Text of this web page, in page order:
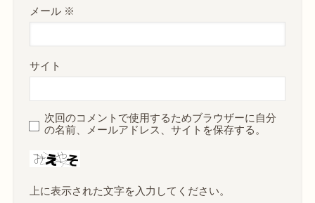
メール ※
サイト
次回のコメントで使用するためブラウザーに自分
の名前、メールアドレス、サイトを保存する。
上に表示された文字を入力してください。